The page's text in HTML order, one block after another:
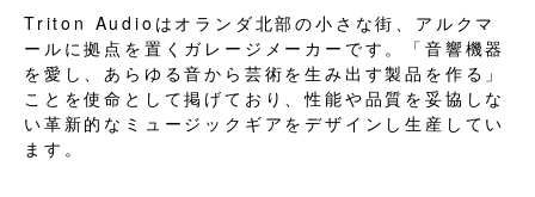
Triton Audioはオランダ北部の小さな街、アルクマ
ールに拠点を置くガレージメーカーです。「音響機器
を愛し、あらゆる音から芸術を生み出す製品を作る」
ことを使命として掲げており、性能や品質を妥協しな
い革新的なミュージックギアをデザインし生産してい
ます。